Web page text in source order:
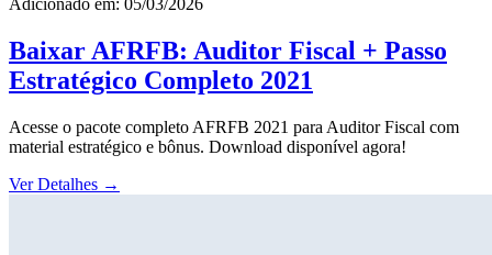
Adicionado em: 05/03/2026
Baixar AFRFB: Auditor Fiscal + Passo
Estratégico Completo 2021
Acesse o pacote completo AFRFB 2021 para Auditor Fiscal com
material estratégico e bônus. Download disponível agora!
Ver Detalhes →